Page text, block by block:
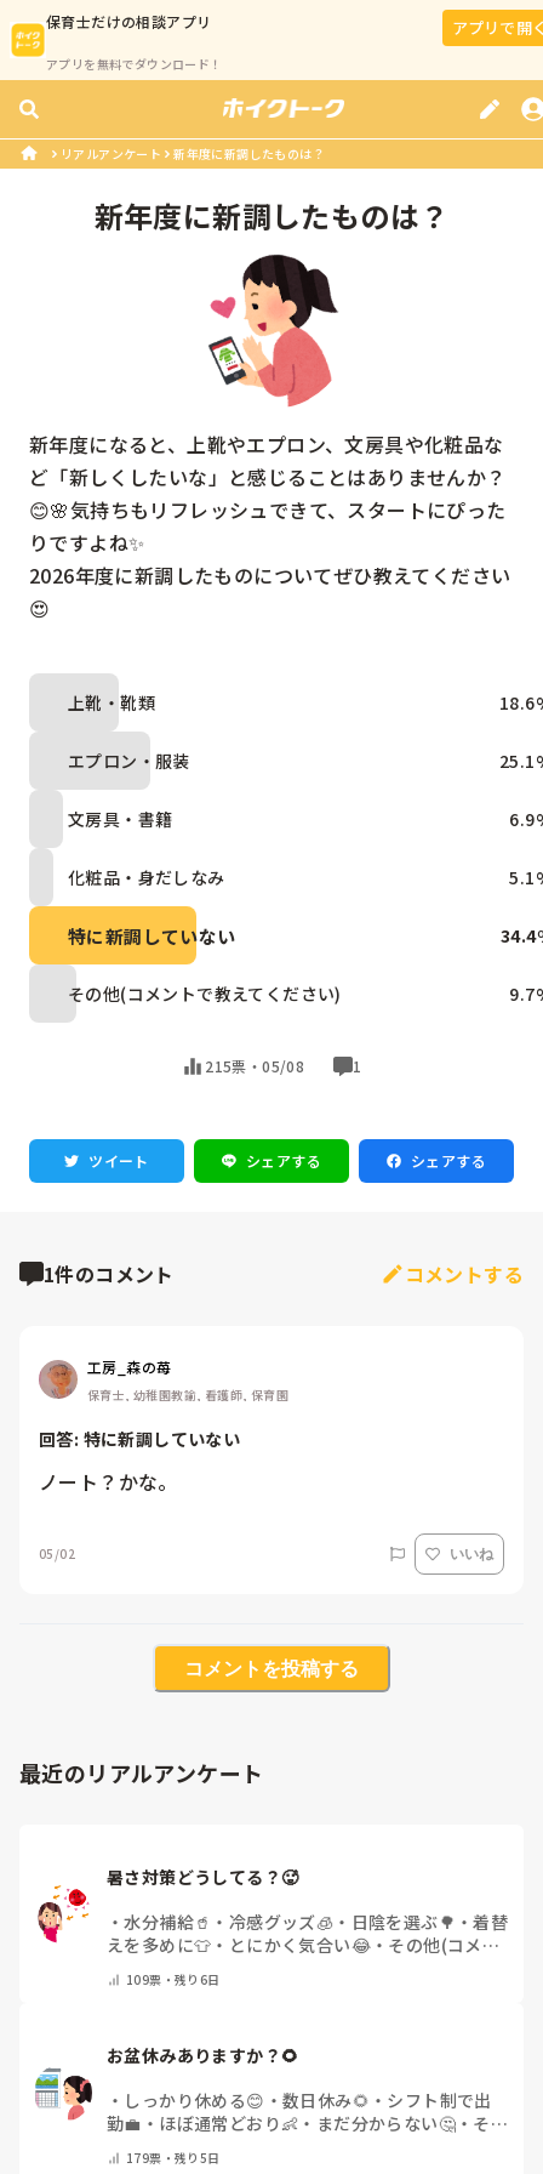
保育士だけの相談アプリ
アプリを無料でダウンロード！
アプリで開
リアルアンケート 新年度に新調したものは？
新年度に新調したものは？
新年度になると、上靴やエプロン、文房具や化粧品な
ど「新しくしたいな」と感じることはありませんか？
😊🌸気持ちもリフレッシュできて、スタートにぴった
りですよね✨
2026年度に新調したものについてぜひ教えてください
😍
上靴・靴類 18.6
エプロン・服装 25.1
文房具・書籍 6.9
化粧品・身だしなみ 5.1
特に新調していない 34.4
その他(コメントで教えてください) 9.7
215票・05/08 1
ツイート シェアする シェアする
1件のコメント コメントする
工房_森の苺
保育士, 幼稚園教諭, 看護師, 保育園
回答: 特に新調していない
ノート？かな。
05/02 いいね
コメントを投稿する
最近のリアルアンケート
暑さ対策どうしてる？🥵
・水分補給🥤 ・ 冷感グッズ🧊 ・ 日陰を選ぶ🌳 ・着替
えを多めに👕 ・ とにかく気合い😂・ その他(コメン
トで教えてください)
109票・残り6日
お盆休みありますか？🌻
・ しっかり休める😊 ・ 数日休み🌻 ・ シフト制で出
勤💼 ・ ほぼ通常どおり👶 ・ まだ分からない🤔・ その
他(コメントで教えてください)
179票・残り5日